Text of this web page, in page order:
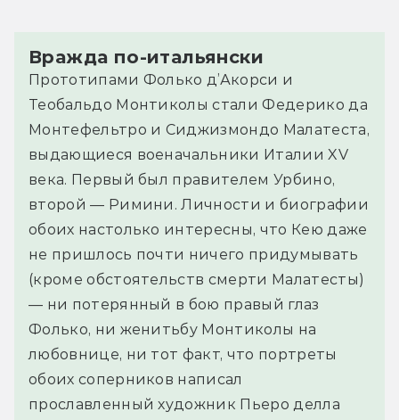
Вражда по-итальянски
Прототипами Фолько д’Акорси и
Теобальдо Монтиколы стали Федерико да
Монтефельтро и Сиджизмондо Малатеста,
выдающиеся военачальники Италии XV
века. Первый был правителем Урбино,
второй — Римини. Личности и биографии
обоих настолько интересны, что Кею даже
не пришлось почти ничего придумывать
(кроме обстоятельств смерти Малатесты)
— ни потерянный в бою правый глаз
Фолько, ни женитьбу Монтиколы на
любовнице, ни тот факт, что портреты
обоих соперников написал
прославленный художник Пьеро делла